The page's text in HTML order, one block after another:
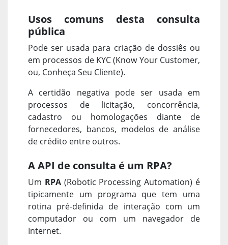
Usos comuns desta consulta
pública
Pode ser usada para criação de dossiês ou
em processos de KYC (Know Your Customer,
ou, Conheça Seu Cliente).
A certidão negativa pode ser usada em
processos de licitação, concorrência,
cadastro ou homologações diante de
fornecedores, bancos, modelos de análise
de crédito entre outros.
A API de consulta é um RPA?
Um RPA(Robotic Processing Automation) é
tipicamente um programa que tem uma
rotina pré-definida de interação com um
computador ou com um navegador de
Internet.